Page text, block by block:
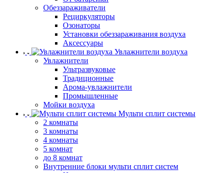
Обеззараживатели
Рециркуляторы
Озонаторы
Установки обеззараживания воздуха
Аксессуары
Увлажнители воздуха
Увлажнители
Ультразвуковые
Традиционные
Арома-увлажнители
Промышленные
Мойки воздуха
Мульти сплит системы
2 комнаты
3 комнаты
4 комнаты
5 комнат
до 8 комнат
Внутренние блоки мульти сплит систем